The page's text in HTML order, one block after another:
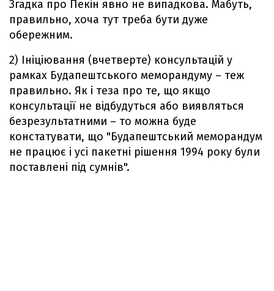
Згадка про Пекін явно не випадкова. Мабуть,
правильно, хоча тут треба бути дуже
обережним.
2) Ініціювання (вчетверте) консультацій у
рамках Будапештського меморандуму – теж
правильно. Як і теза про те, що якщо
консультації не відбудуться або виявляться
безрезультатними – то можна буде
констатувати, що "Будапештський меморандум
не працює і усі пакетні рішення 1994 року були
поставлені під сумнів".